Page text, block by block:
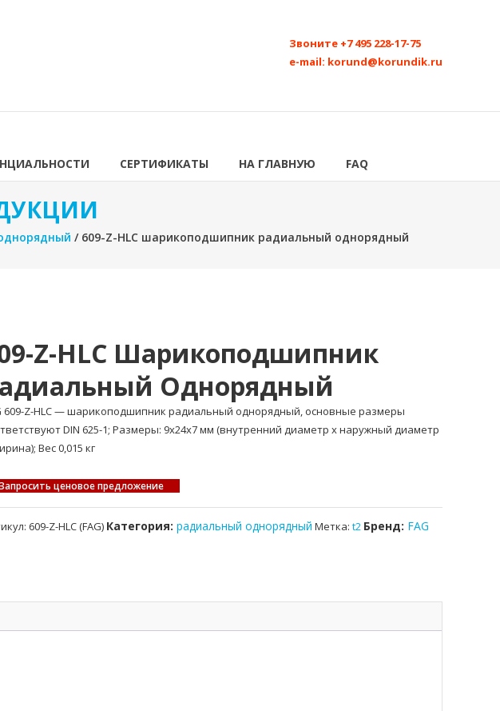
Звоните +7 495 228-17-75
e-mail: korund@korundik.ru
СЕРТИФИКАТЫ НА ГЛАВНУЮ FAQ
/ 609-Z-HLC шарикоподшипник радиальный однорядный
Z-HLC Шарикоподшипник
Однорядный
609-Z-HLC — шарикоподшипник радиальный однорядный, основные размеры
DIN 625-1; Размеры: 9x24x7 мм (внутренний диаметр x наружный диаметр
Вес 0,015 кг
ценовое предложение
609-Z-HLC (FAG) Категория: радиальный однорядный Метка: t2 Бренд: FAG